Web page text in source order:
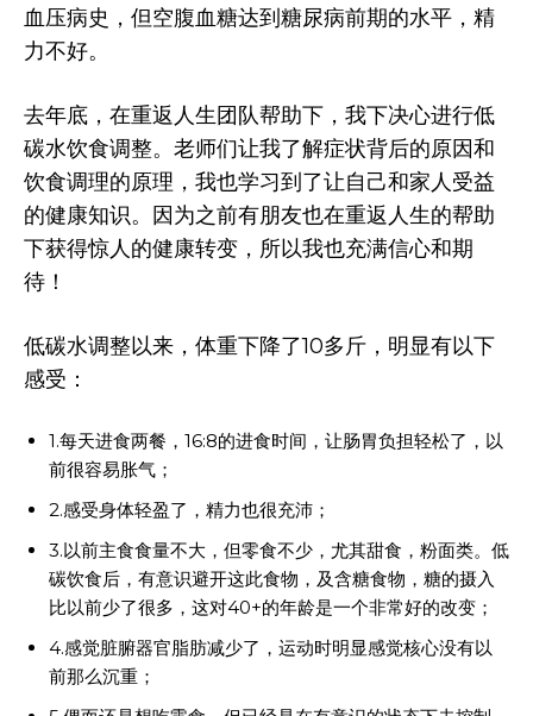
血压病史，但空腹血糖达到糖尿病前期的水平，精
力不好。
去年底，在重返人生团队帮助下，我下决心进行低
碳水饮食调整。老师们让我了解症状背后的原因和
饮食调理的原理，我也学习到了让自己和家人受益
的健康知识。因为之前有朋友也在重返人生的帮助
下获得惊人的健康转变，所以我也充满信心和期
待！
低碳水调整以来，体重下降了10多斤，明显有以下
感受：
1.每天进食两餐，16:8的进食时间，让肠胃负担轻松了，以
前很容易胀气；
2.感受身体轻盈了，精力也很充沛；
3.以前主食食量不大，但零食不少，尤其甜食，粉面类。低
碳饮食后，有意识避开这此食物，及含糖食物，糖的摄入
比以前少了很多，这对40+的年龄是一个非常好的改变；
4.感觉脏腑器官脂肪减少了，运动时明显感觉核心没有以
前那么沉重；